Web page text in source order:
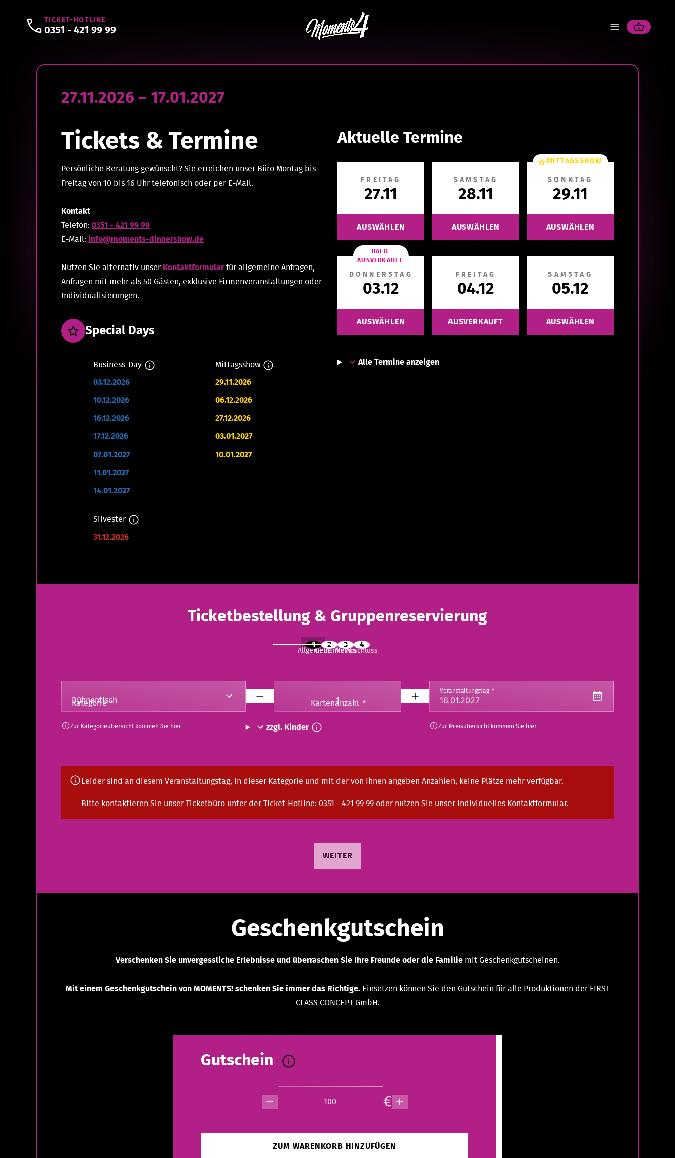
TICKET-HOTLINE
0351 - 421 99 99
27.11.2026 – 17.01.2027
Tickets & Termine
Persönliche Beratung gewünscht? Sie erreichen unser Büro Montag bis
Freitag von 10 bis 16 Uhr telefonisch oder per E-Mail.
Kontakt
Telefon: 0351 - 421 99 99
E-Mail: info@moments-dinnershow.de
Nutzen Sie alternativ unser Kontaktformularfür allgemeine Anfragen,
Anfragen mit mehr als 50 Gästen, exklusive Firmenveranstaltungen oder
Individualisierungen.
Special Days
Business-Day
03.12.2026
10.12.2026
16.12.2026
17.12.2026
07.01.2027
11.01.2027
14.01.2027
Mittagsshow
29.11.2026
06.12.2026
27.12.2026
03.01.2027
10.01.2027
Silvester
31.12.2026
Aktuelle Termine
FREITAG
27.11
AUSWÄHLEN
SAMSTAG
28.11
AUSWÄHLEN
MITTAGSSHOW
SONNTAG
29.11
AUSWÄHLEN
BALD
AUSVERKAUFT
DONNERSTAG
03.12
AUSWÄHLEN
FREITAG
04.12
AUSVERKAUFT
SAMSTAG
05.12
AUSWÄHLEN
Alle Termine anzeigen
Ticketbestellung & Gruppenreservierung
1
Allgemein
2
Getränke
3
Menüs
4
Abschluss
Kategorie*
Zur Kategorieübersicht kommen Sie hier.
Kartenanzahl *
zzgl. Kinder
Veranstaltungstag *
Zur Preisübersicht kommen Sie hier.
Leider sind an diesem Veranstaltungstag, in dieser Kategorie und mit der von Ihnen angeben Anzahlen, keine Plätze mehr verfügbar.
Bitte kontaktieren Sie unser Ticketbüro unter der Ticket-Hotline: 0351 - 421 99 99 oder nutzen Sie unser individuelles Kontaktformular.
WEITER
Geschenkgutschein
Verschenken Sie unvergessliche Erlebnisse und überraschen Sie Ihre Freunde oder die Familiemit Geschenkgutscheinen.
Mit einem Geschenkgutschein von MOMENTS! schenken Sie immer das Richtige.Einsetzen können Sie den Gutschein für alle Produktionen der FIRST
CLASS CONCEPT GmbH.
Gutschein
€
ZUM WARENKORB HINZUFÜGEN